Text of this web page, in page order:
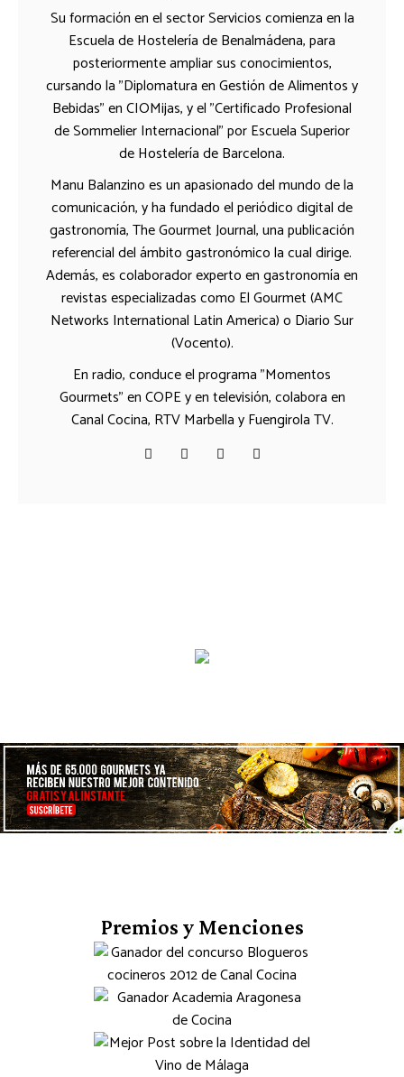
Su formación en el sector Servicios comienza en la
Escuela de Hostelería de Benalmádena, para
posteriormente ampliar sus conocimientos,
cursando la "Diplomatura en Gestión de Alimentos y
Bebidas" en CIOMijas, y el "Certificado Profesional
de Sommelier Internacional" por Escuela Superior
de Hostelería de Barcelona.
Manu Balanzino es un apasionado del mundo de la
comunicación, y ha fundado el periódico digital de
gastronomía, The Gourmet Journal, una publicación
referencial del ámbito gastronómico la cual dirige.
Además, es colaborador experto en gastronomía en
revistas especializadas como El Gourmet (AMC
Networks International Latin America) o Diario Sur
(Vocento).
En radio, conduce el programa "Momentos
Gourmets" en COPE y en televisión, colabora en
Canal Cocina, RTV Marbella y Fuengirola TV.
Premios y Menciones